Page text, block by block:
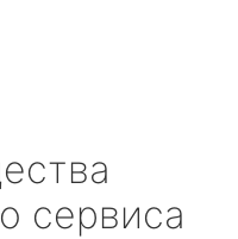
сервиса